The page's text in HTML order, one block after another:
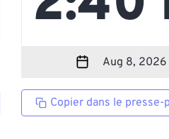
Copier dans le presse-